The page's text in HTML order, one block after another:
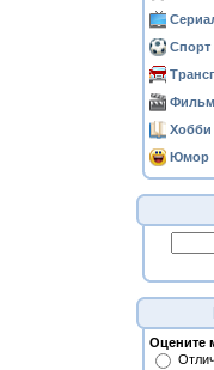
Спорт
Хобби
Юмор
Оцените